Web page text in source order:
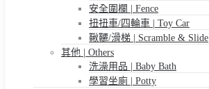
安全圍欄 | Fence
扭扭車/四輪車 | Toy Car
鞦韆/滑梯 | Scramble & Slide
其他 | Others
洗澡用品 | Baby Bath
學習坐廁 | Potty